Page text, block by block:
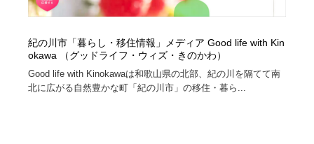
紀の川市「暮らし・移住情報」メディア Good life with Kin
okawa （グッドライフ・ウィズ・きのかわ）
Good life with Kinokawaは和歌山県の北部、紀の川を隔てて南
北に広がる自然豊かな町「紀の川市」の移住・暮ら...